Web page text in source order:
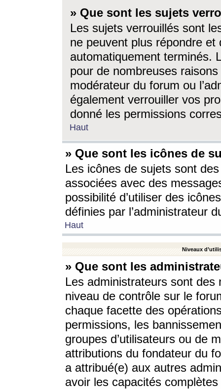
» Que sont les sujets
Les sujets verrouillés sont
ne peuvent plus répondre
automatiquement terminés.
pour de nombreuses
modérateur du forum ou
également verrouiller vos
donné les permissions
Haut
» Que sont les icônes de
Les icônes de sujets sont
associées avec des
possibilité d’utiliser des
définies par l’administrateur
Haut
Niveaux
» Que sont les
Les administrateurs sont
niveau de contrôle sur le
chaque facette des
permissions, les
groupes d’utilisateurs ou de
attributions du fondateur du
a attribué(e) aux autres
avoir les capacités